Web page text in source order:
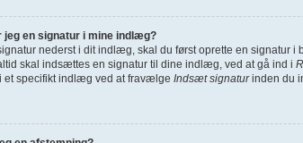
en signatur i mine indlæg?
nederst i dit indlæg, skal du først oprette en signatur
skal indsættes en signatur til dine indlæg, ved at gå ind i
et specifikt indlæg ved at fravælge Indsæt signaturinden du